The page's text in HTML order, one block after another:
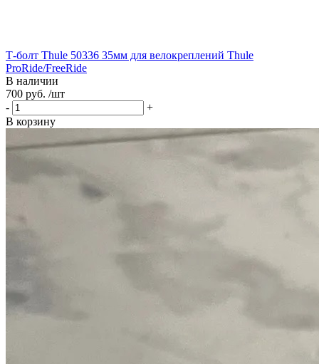
Т-болт Thule 50336 35мм для велокреплений Thule
ProRide/FreeRide
В наличии
700 руб. /шт
-
+
В корзину